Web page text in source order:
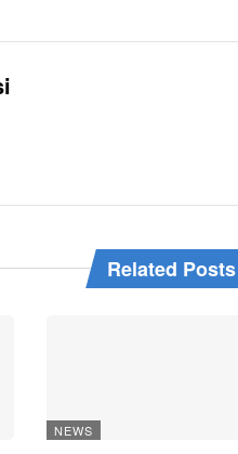
Related Posts
NEWS